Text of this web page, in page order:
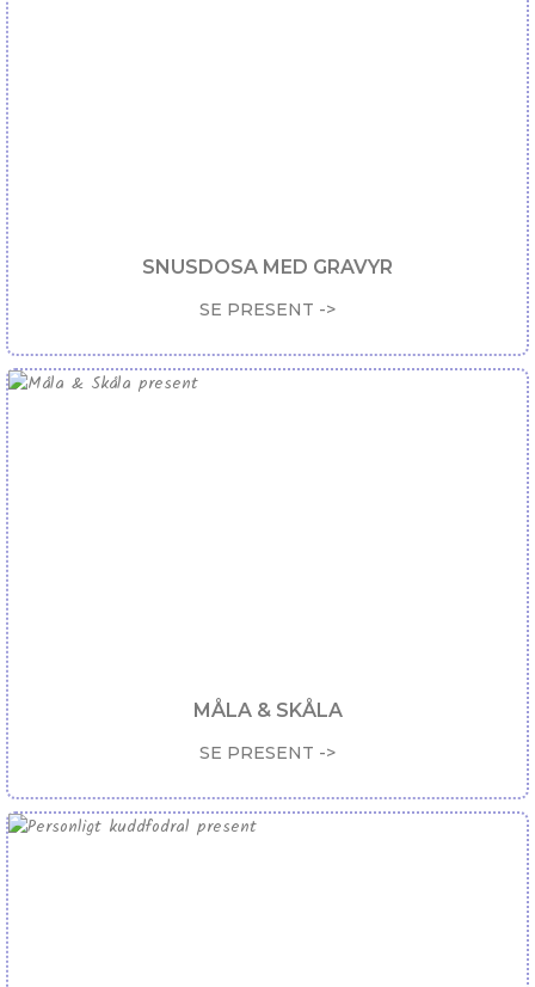
SNUSDOSA MED GRAVYR
SE PRESENT ->
MÅLA & SKÅLA
SE PRESENT ->